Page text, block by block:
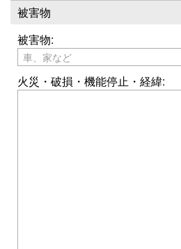
被害物
被害物:
火災・破損・機能停止・経緯: